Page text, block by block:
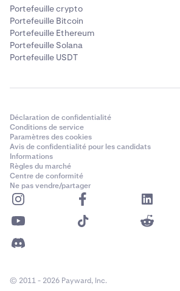
Portefeuille crypto
Portefeuille Bitcoin
Portefeuille Ethereum
Portefeuille Solana
Portefeuille USDT
Déclaration de confidentialité
Conditions de service
Paramètres des cookies
Avis de confidentialité pour les candidats
Informations
Règles du marché
Centre de conformité
Ne pas vendre/partager
© 2011 - 2026 Payward, Inc.